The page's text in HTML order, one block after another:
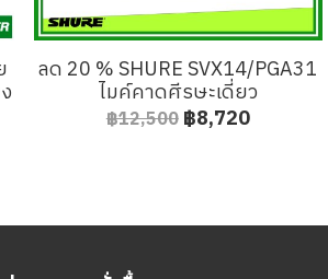
ลด 20 % SHURE SVX14/PGA31
ไมค์คาดศีรษะเดี่ยว
฿12,500฿8,720